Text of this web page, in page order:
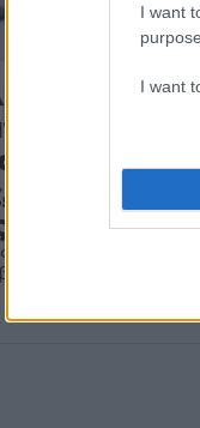
I want
I want
του
Παγκόσμια Ημέρα κατά
ως Μήνας